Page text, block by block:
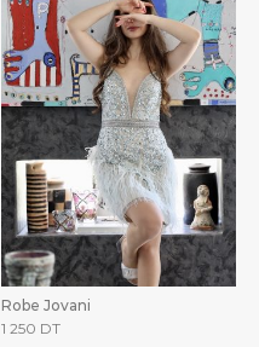
Robe Jovani
1 250 DT